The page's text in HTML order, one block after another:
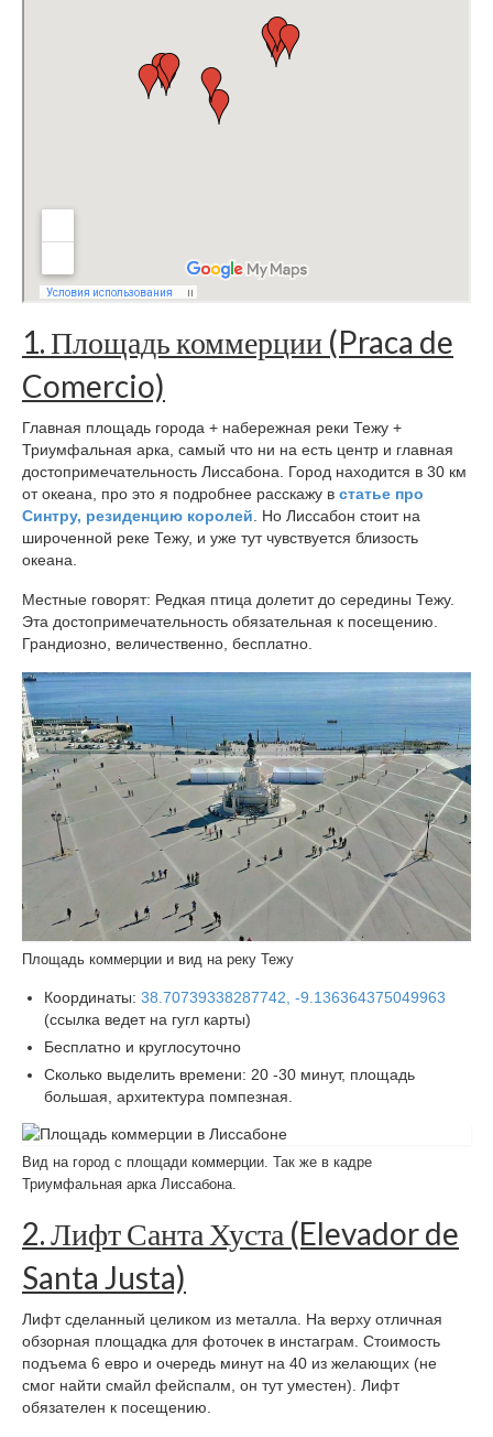
1. Площадь коммерции (Praca de
Comercio)
Главная площадь города + набережная реки Тежу +
Триумфальная арка, самый что ни на есть центр и главная
достопримечательность Лиссабона. Город находится в 30 км
от океана, про это я подробнее расскажу в статье про
Синтру, резиденцию королей . Но Лиссабон стоит на
широченной реке Тежу, и уже тут чувствуется близость
океана.
Местные говорят: Редкая птица долетит до середины Тежу.
Эта достопримечательность обязательная к посещению.
Грандиозно, величественно, бесплатно.
Площадь коммерции и вид на реку Тежу
Координаты: 38.70739338287742, -9.136364375049963
(ссылка ведет на гугл карты)
Бесплатно и круглосуточно
Сколько выделить времени: 20 -30 минут, площадь
большая, архитектура помпезная.
Вид на город с площади коммерции. Так же в кадре
Триумфальная арка Лиссабона.
2. Лифт Санта Хуста (Elevador de
Santa Justa)
Лифт сделанный целиком из металла. На верху отличная
обзорная площадка для фоточек в инстаграм. Стоимость
подъема 6 евро и очередь минут на 40 из желающих (не
смог найти смайл фейспалм, он тут уместен). Лифт
обязателен к посещению.